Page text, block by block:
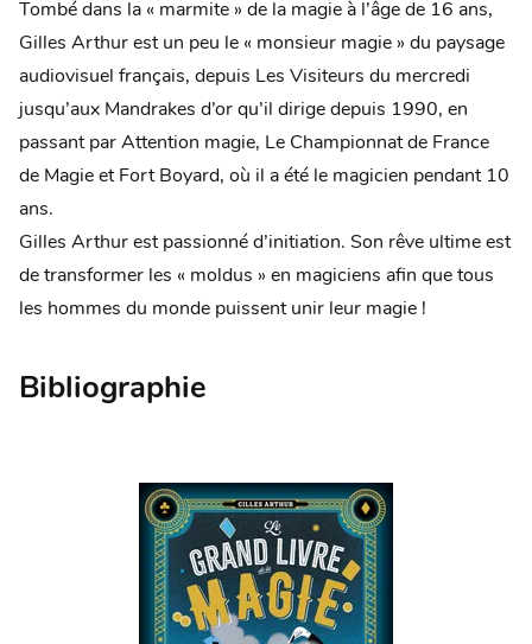
Tombé dans la « marmite » de la magie à l’âge de 16 ans,
Gilles Arthur est un peu le « monsieur magie » du paysage
audiovisuel français, depuis Les Visiteurs du mercredi
jusqu’aux Mandrakes d’or qu’il dirige depuis 1990, en
passant par Attention magie, Le Championnat de France
de Magie et Fort Boyard, où il a été le magicien pendant 10
ans.
Gilles Arthur est passionné d’initiation. Son rêve ultime est
de transformer les « moldus » en magiciens afin que tous
les hommes du monde puissent unir leur magie !
Bibliographie